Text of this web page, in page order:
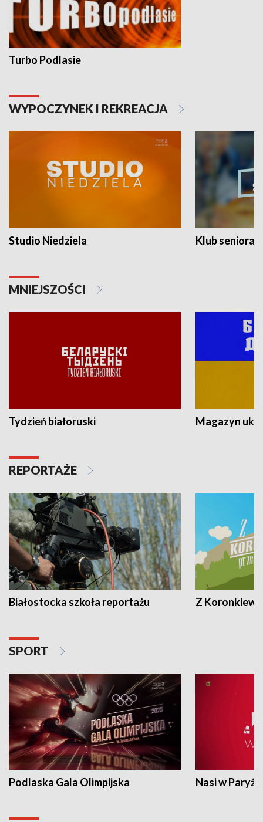
Turbo Podlasie
WYPOCZYNEK I REKREACJA
Studio Niedziela Klub seniora
MNIEJSZOŚCI
Tydzień białoruski Magazyn
REPORTAŻE
Białostocka szkoła reportażu Z
SPORT
Podlaska Gala Olimpijska Nasi w Paryżu